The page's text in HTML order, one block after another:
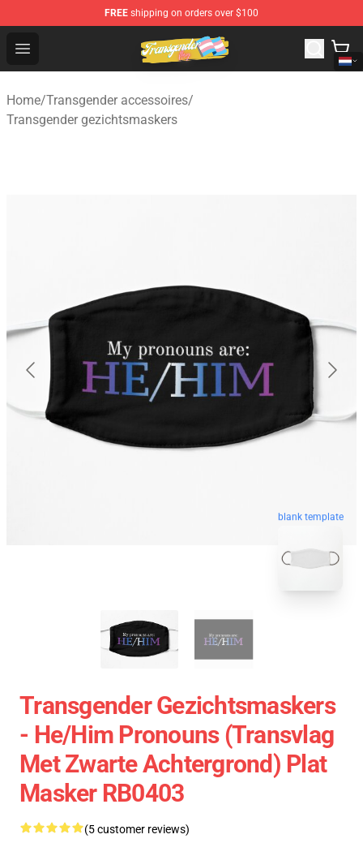
FREE shipping on orders over $100
Open menu
Transgender Flag Store - The Best Transgender Flag
Home/Transgender accessoires/
Transgender gezichtsmaskers
blank template
Transgender Gezichtsmaskers
- He/Him Pronouns (transvlag
Met Zwarte Achtergrond) Plat
Masker RB0403
(5 customer reviews)